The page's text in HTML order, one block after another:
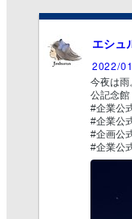
エシュ
2022/
今夜は雨
公記念館
#企業公
#企業公
#企画公
#企業公